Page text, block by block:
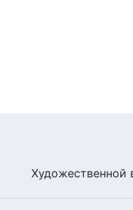
Художественной